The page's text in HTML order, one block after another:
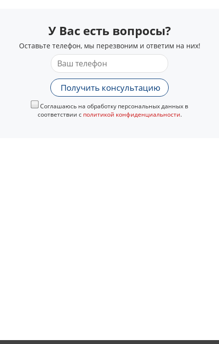
У Вас есть вопросы?
Оставьте телефон, мы перезвоним и ответим на них!
Получить консультацию
Соглашаюсь на обработку персональных данных в
соответствии с политикой конфиденциальности.